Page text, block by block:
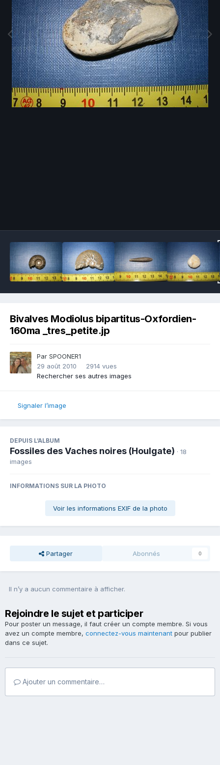
Bivalves Modiolus bipartitus-Oxfordien-
160ma _tres_petite.jp
Par SPOONER1
29 août 2010
2914 vues
Rechercher ses autres images
Signaler l’image
DEPUIS L’ALBUM
Fossiles des Vaches noires (Houlgate) · 18
images
INFORMATIONS SUR LA PHOTO
Voir les informations EXIF de la photo
Partager Abonnés 0
Il n’y a aucun commentaire à afficher.
Rejoindre le sujet et participer
Pour poster un message, il faut créer un compte membre. Si vous
avez un compte membre, connectez-vous maintenant pour publier
dans ce sujet.
Ajouter un commentaire…